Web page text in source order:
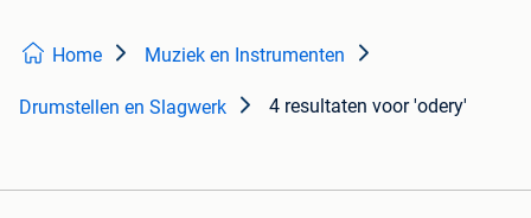
Home Muziek en Instrumenten
Drumstellen en Slagwerk 4 resultaten voor 'odery'